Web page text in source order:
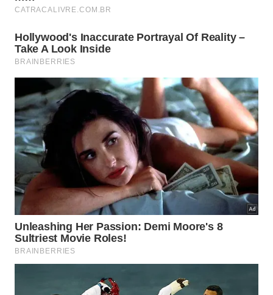
Higiene Eficiente
Kit de Limpeza Seca
Utilize estes acessórios indispensáveis para
higienizar sua varanda:
1
Vassoura com cerdas macias para
remover resíduos finos sem espalhar
poeira;
2
Rodo articulado acompanhado de
pano de microfibra levemente
umedecido;
Borrifador manual com solução caseira